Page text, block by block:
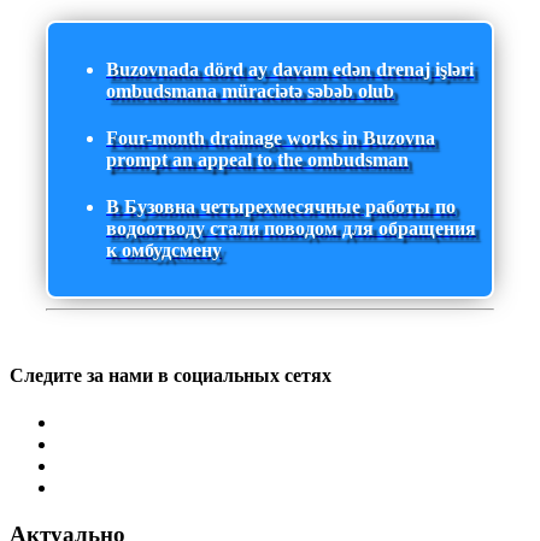
Buzovnada dörd ay davam edən drenaj işləri
ombudsmana müraciətə səbəb olub
Four-month drainage works in Buzovna
prompt an appeal to the ombudsman
В Бузовна четырехмесячные работы по
водоотводу стали поводом для обращения
к омбудсмену
Следите за нами в социальных сетях
Актуально